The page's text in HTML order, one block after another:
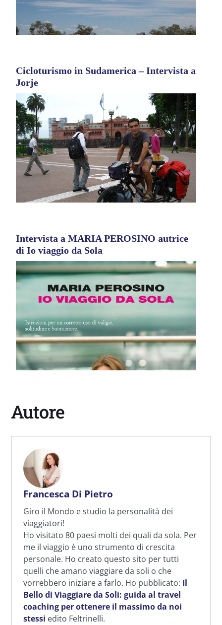
Cicloturismo in Sudamerica – Intervista a
Jorje
Intervista a MARIA PEROSINO autrice
di Io viaggio da Sola
Autore
Francesca Di Pietro
Giro il Mondo e studio la personalità dei
viaggiatori!
Ho visitato 80 paesi molti dei quali da sola. Per
me il viaggio è uno strumento di crescita
personale. Ho creato questo sito per tutti
quelli che amano viaggiare da soli o che
vorrebbero iniziare a farlo. Ho pubblicato: Il
Bello di Viaggiare da Soli: guida al travel
coaching per ottenere il massimo da noi
stessi edito Feltrinelli.